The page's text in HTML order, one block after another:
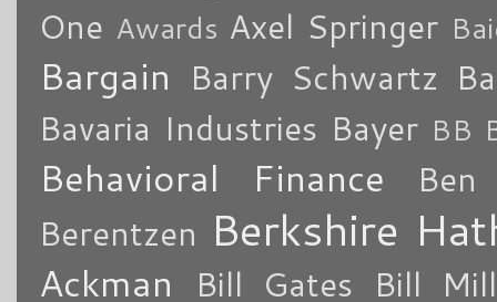
One Awards Axel Springer
Bargain Barry Schwartz
Bavaria Industries Bayer BB
Behavioral Finance
Berentzen Berkshire
Ackman Bill Gates Bill